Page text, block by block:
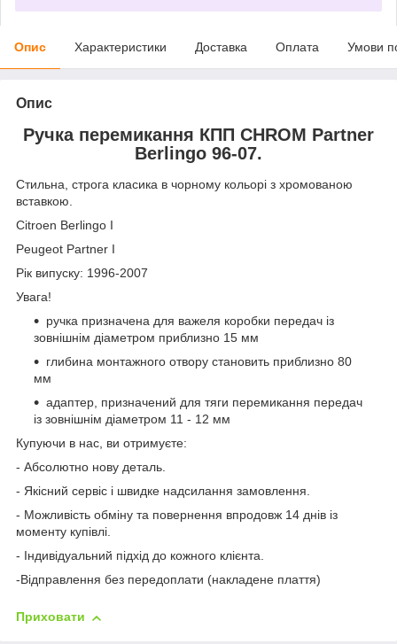
Опис Характеристики Доставка Оплата Умови
Опис
Ручка перемикання КПП CHROM Partner
Berlingo 96-07.
Стильна, строга класика в чорному кольорі з хромованою
вставкою.
Citroen Berlingo I
Peugeot Partner I
Рік випуску: 1996-2007
Увага!
ручка призначена для важеля коробки передач із
зовнішнім діаметром приблизно 15 мм
глибина монтажного отвору становить приблизно 80
мм
адаптер, призначений для тяги перемикання передач
із зовнішнім діаметром 11 - 12 мм
Купуючи в нас, ви отримуєте:
- Абсолютно нову деталь.
- Якісний сервіс і швидке надсилання замовлення.
- Можливість обміну та повернення впродовж 14 днів із
моменту купівлі.
- Індивідуальний підхід до кожного клієнта.
-Відправлення без передоплати (накладене плаття)
Приховати